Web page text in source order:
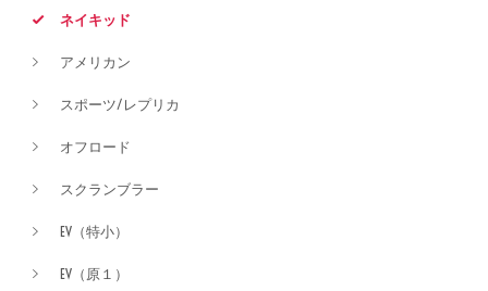
ネイキッド
アメリカン
スポーツ/レプリカ
オフロード
スクランブラー
EV（特小）
EV（原１）